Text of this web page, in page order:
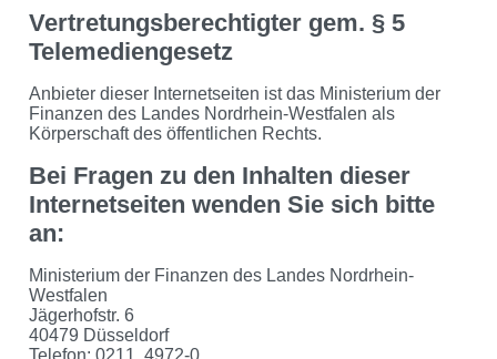
Vertretungsberechtigter gem. § 5
Telemediengesetz
Anbieter dieser Internetseiten ist das Ministerium der
Finanzen des Landes Nordrhein-Westfalen als
Körperschaft des öffentlichen Rechts.
Bei Fragen zu den Inhalten dieser
Internetseiten wenden Sie sich bitte
an:
Ministerium der Finanzen des Landes Nordrhein-
Westfalen
Jägerhofstr. 6
40479 Düsseldorf
Telefon: 0211 4972-0